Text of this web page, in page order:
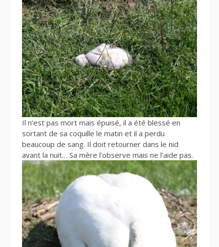
Il n’est pas mort mais épuisé, il a été blessé en
sortant de sa coquille le matin et il a perdu
beaucoup de sang. Il doit retourner dans le nid
avant la nuit… Sa mère l’observe mais ne l’aide pas.